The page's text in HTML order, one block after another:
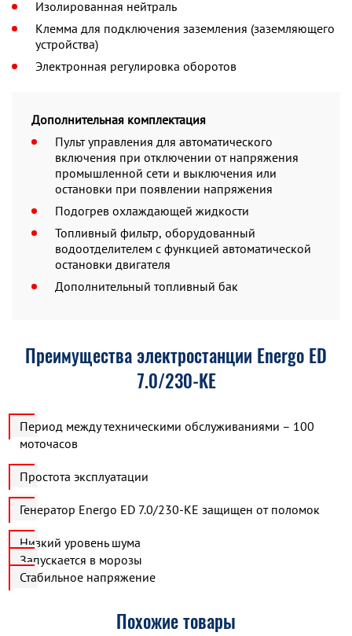
Изолированная нейтраль
Клемма для подключения заземления (заземляющего
устройства)
Электронная регулировка оборотов
Дополнительная комплектация
Пульт управления для автоматического
включения при отключении от напряжения
промышленной сети и выключения или
остановки при появлении напряжения
Подогрев охлаждающей жидкости
Топливный фильтр, оборудованный
водоотделителем с функцией автоматической
остановки двигателя
Дополнительный топливный бак
Преимущества электростанции Energo ED
7.0/230-KE
Период между техническими обслуживаниями – 100
моточасов
Простота эксплуатации
Генератор Energo ED 7.0/230-KE защищен от поломок
Низкий уровень шума
Запускается в морозы
Стабильное напряжение
Похожие товары